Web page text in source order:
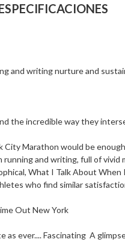
and writing nurture and
the incredible way they
and writing, full of vivid
What I Talk About
who find similar
Out New York
as ever.... Fascinating  A